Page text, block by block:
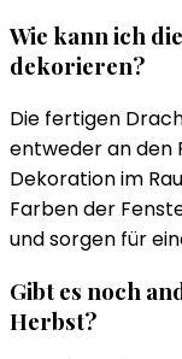
Wie kann ich
dekorieren?
Die fertigen
entweder an den
Dekoration im
Farben der
und sorgen für
Gibt es noch
Herbst?